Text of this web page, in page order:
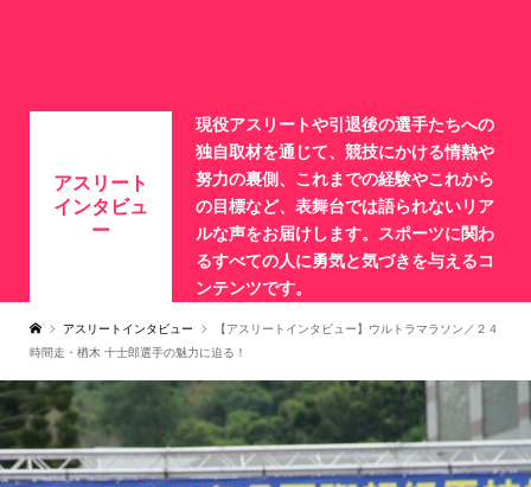
アスリート
インタビュ
ー
現役アスリートや引退後の選手たちへの
独自取材を通じて、競技にかける情熱や
努力の裏側、これまでの経験やこれから
の目標など、表舞台では語られないリア
ルな声をお届けします。スポーツに関わ
るすべての人に勇気と気づきを与えるコ
ンテンツです。
アスリートインタビュー
【アスリートインタビュー】ウルトラマラソン／２４
時間走・楢木 十士郎選手の魅力に迫る！